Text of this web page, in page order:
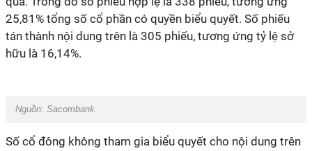
25,81% tổng số cổ phần có quyền biểu quyết. Số phiếu
tán thành nội dung trên là 305 phiếu, tương ứng tỷ lệ sở
hữu là 16,14%.
Nguồn: Sacombank.
Số cổ đông không tham gia biểu quyết cho nội dung trên